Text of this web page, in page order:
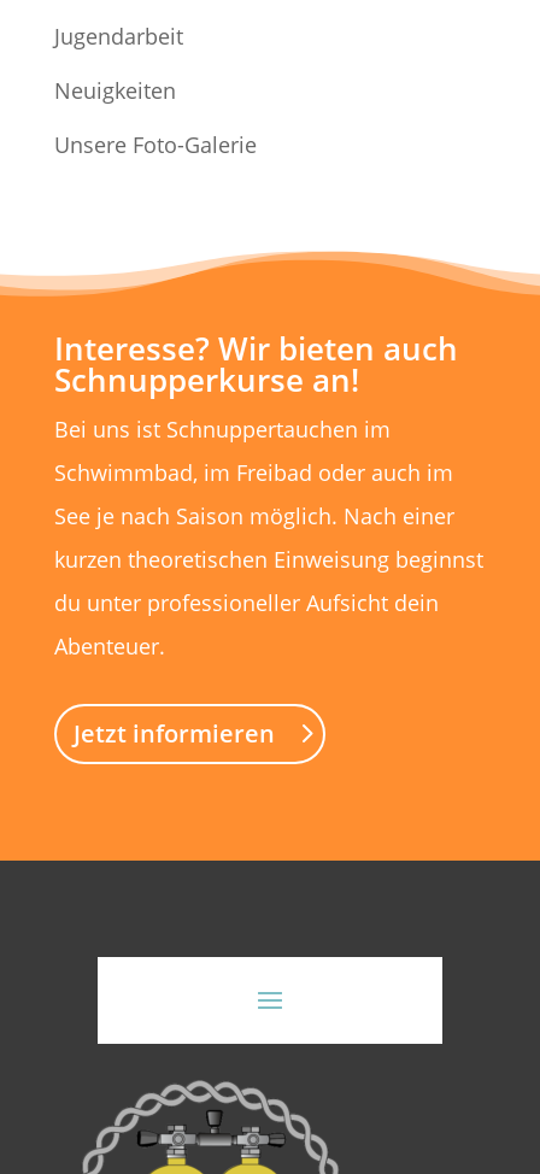
Jugendarbeit
Neuigkeiten
Unsere Foto-Galerie
Interesse? Wir bieten auch
Schnupperkurse an!
Bei uns ist Schnuppertauchen im
Schwimmbad, im Freibad oder auch im
See je nach Saison möglich. Nach einer
kurzen theoretischen Einweisung beginnst
du unter professioneller Aufsicht dein
Abenteuer.
Jetzt informieren